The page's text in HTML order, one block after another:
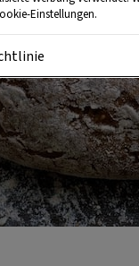
Einstellungen.